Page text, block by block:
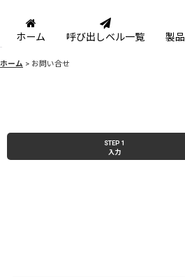
ホーム 呼び出しベル一覧 製
ホーム > お問い合せ
STEP 1
入力